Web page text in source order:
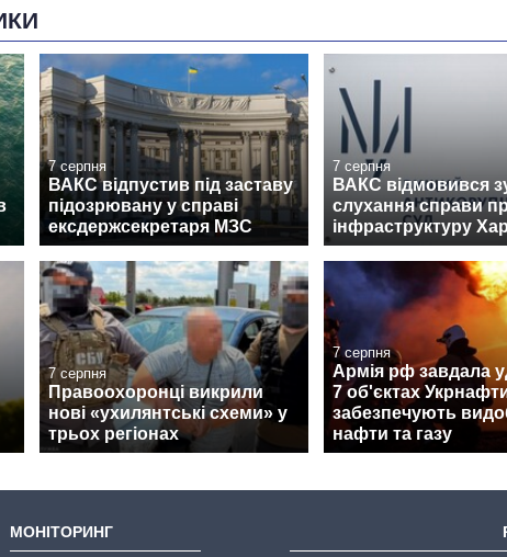
7 серпня
ВАКС відпустив під заставу
підозрювану у справі
ексдержсекретаря МЗС
7 серпня
ВАКС відмовився
слухання справи
інфраструктуру
7 серпня
Правоохоронці викрили
нові «ухилянтські схеми» у
трьох регіонах
7 серпня
Армія рф завдала
7 об'єктах
забезпечують
нафти та газу
МОНІТОРИНГ